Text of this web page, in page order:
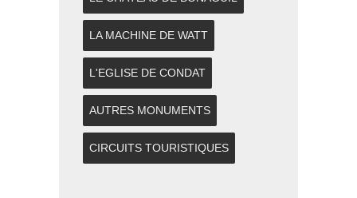
LA MACHINE DE WATT
L'EGLISE DE CONDAT
AUTRES MONUMENTS
CIRCUITS TOURISTIQUES